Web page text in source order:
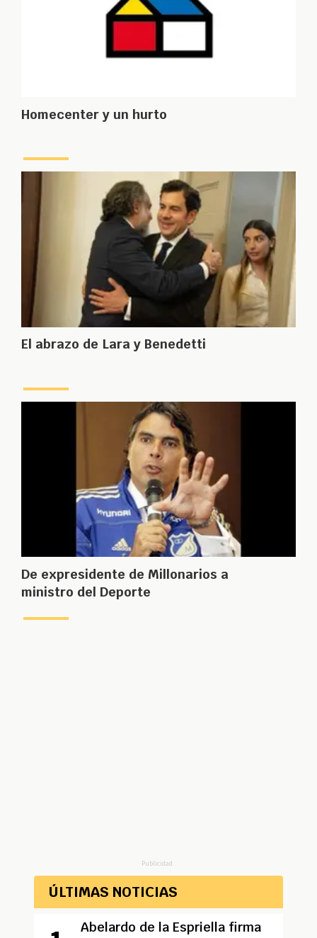
Homecenter y un hurto
El abrazo de Lara y Benedetti
De expresidente de Millonarios a
ministro del Deporte
Publicidad
ÚLTIMAS NOTICIAS
Abelardo de la Espriella firma